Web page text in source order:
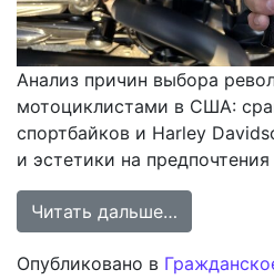
Анализ причин выбора
мотоциклистами в США:
спортбайков и Harley
и эстетики на
Читать дальше…
Опубликовано в